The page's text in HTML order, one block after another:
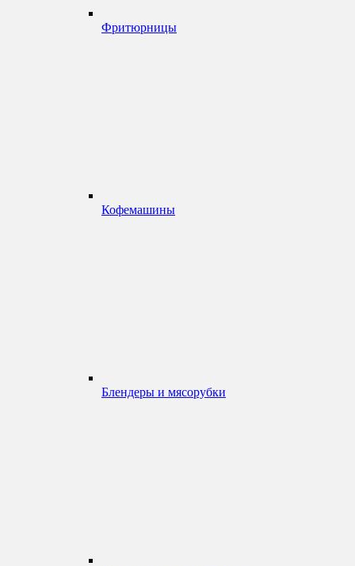
Фритюрницы
Кофемашины
Блендеры и мясорубки